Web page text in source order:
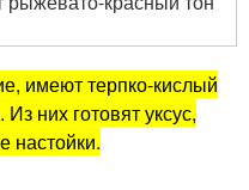
имеют терпко-кислый
них готовят уксус,
настойки.